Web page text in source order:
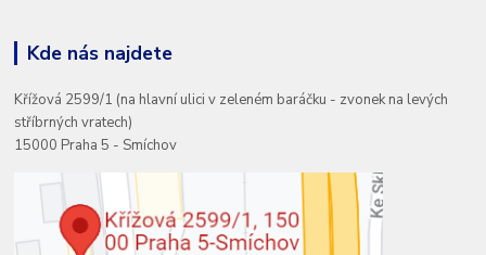
Kde nás najdete
Křížová 2599/1 (na hlavní ulici v zeleném baráčku - zvonek na levých
stříbrných vratech)
15000 Praha 5 - Smíchov